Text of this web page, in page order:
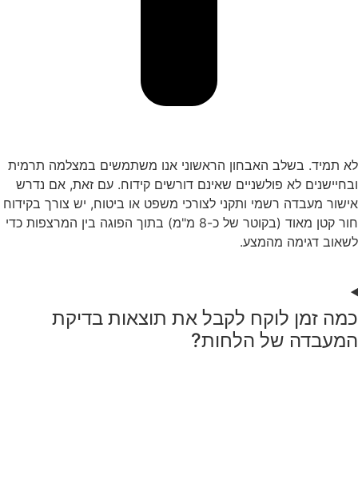
לא תמיד. בשלב האבחון הראשוני אנו משתמשים במצלמה תרמית
ובחיישנים לא פולשניים שאינם דורשים קידוח. עם זאת, אם נדרש
אישור מעבדה רשמי ותקני לצורכי משפט או ביטוח, יש צורך בקידוח
חור קטן מאוד (בקוטר של כ-8 מ"מ) בתוך הפוגה בין המרצפות כדי
לשאוב דגימה מהמצע.
כמה זמן לוקח לקבל את תוצאות בדיקת
המעבדה של הלחות?